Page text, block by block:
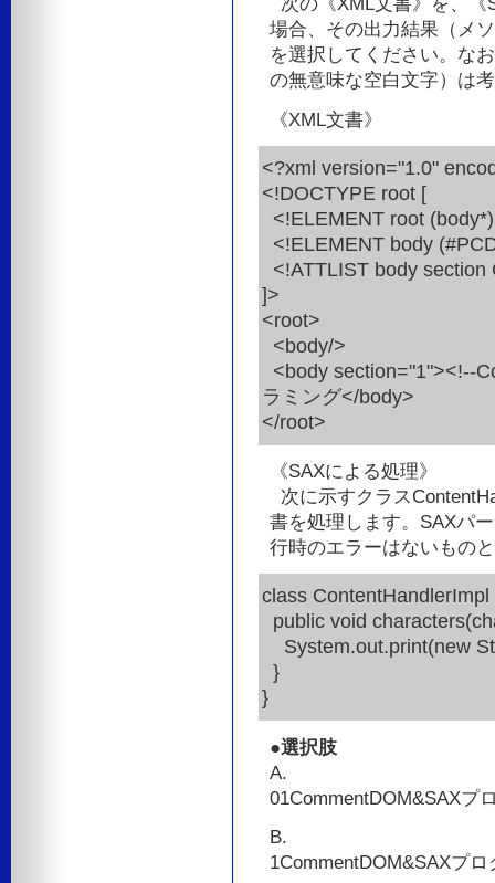
場合、その出力結果（メ
を選択してください。な
の無意味な空白文字）は
《XML文書》
<?xml version="1.0"
<!DOCTYPE root [
<!ELEMENT root
<!ELEMENT body
<!ATTLIST body section
]>
<root>
<body/>
<body section="1"><!--
ラミング</body>
</root>
《SAXによる処理》
次に示すクラス
書を処理します。SAXパ
行時のエラーはないもの
class
public void
System.out.print(new
}
}
●選択肢
A.
01CommentDOM&SAXプ
B.
1CommentDOM&SAXプ